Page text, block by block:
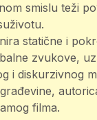
smislu teži
statične i
zvukove,
i diskurzivnog
filma.